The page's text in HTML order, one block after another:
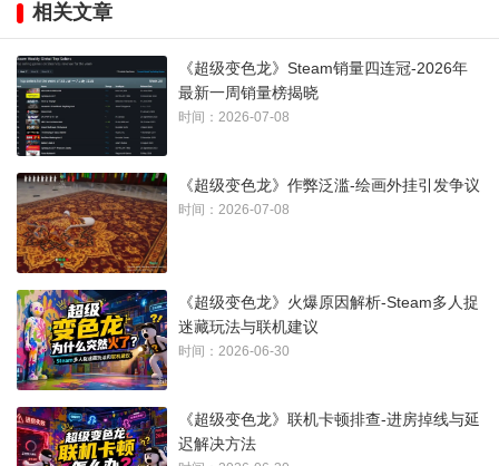
Top 10榜单：
01.《MECCHA CHAMELEON》
02.《赛博朋克 2077》
03.《黎明杀机》
04.《刺客信条：黑旗 记忆重置》
相关文章
《超级变色龙》Steam销量四连冠-2026年
最新一周销量榜揭晓
时间：2026-07-08
《超级变色龙》作弊泛滥-绘画外挂引发争议
时间：2026-07-08
《超级变色龙》火爆原因解析-Steam多人捉
迷藏玩法与联机建议
时间：2026-06-30
《超级变色龙》联机卡顿排查-进房掉线与延
迟解决方法